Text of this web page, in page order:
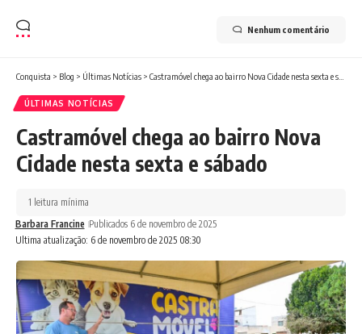
Nenhum comentário
Conquista > Blog > Últimas Notícias > Castramóvel chega ao bairro Nova Cidade nesta sexta e sábado
ÚLTIMAS NOTÍCIAS
Castramóvel chega ao bairro Nova
Cidade nesta sexta e sábado
Ultima atualização: 6 de novembro de 2025 08:30
Barbara Francine Publicados 6 de novembro de 2025
1 leitura mínima